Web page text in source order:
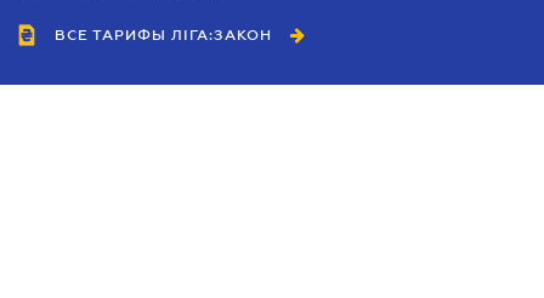
ВСЕ ТАРИФЫ ЛІГА:ЗАКОН